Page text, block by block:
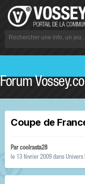
Forum
Coupe de
Parcoolrasta28
le 13 février 2009 dans Univers